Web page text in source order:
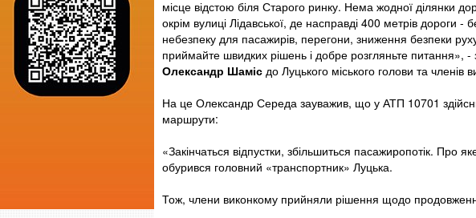
місце відстою біля Старого ринку. Нема жодної ділянки
окрім вулиці Лідавської, де насправді 400 метрів дороги
небезпеку для пасажирів, перегони, зниження безпеки
приймайте швидких рішень і добре розгляньте питання», -
Олександр Шаміс до Луцького міського голови та членів
На це Олександр Середа зауважив, що у АТП 10701
маршрути:
«Закінчаться відпустки, збільшиться пасажиропотік. Про
обурився головний «транспортник» Луцька.
Тож, члени виконкому прийняли рішення щодо